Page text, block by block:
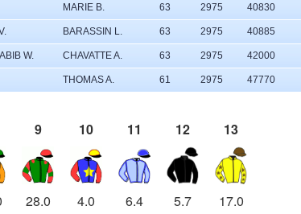
MARIE B. 63 2975 40830
BARASSIN L. 63 2975 40885
W. CHAVATTE A. 63 2975 42000
THOMAS A. 61 2975 47770
9 10 11 12 13
28.0 4.0 6.4 5.7 17.0